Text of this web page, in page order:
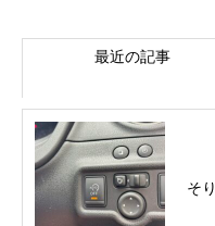
最近の記事
そ